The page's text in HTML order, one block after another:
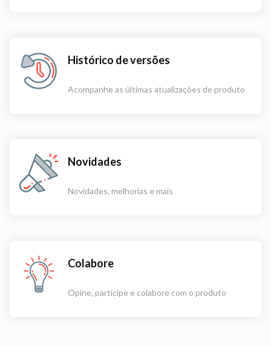
Histórico de versões
Acompanhe as últimas atualizações de produto
Novidades
Novidades, melhorias e mais
Colabore
Opine, participe e colabore com o produto